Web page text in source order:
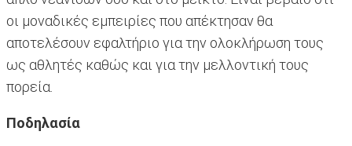
οι μοναδικές εμπειρίες που απέκτησαν θα
αποτελέσουν εφαλτήριο για την ολοκλήρωση τους
ως αθλητές καθώς και για την μελλοντική τους
πορεία.
Ποδηλασία